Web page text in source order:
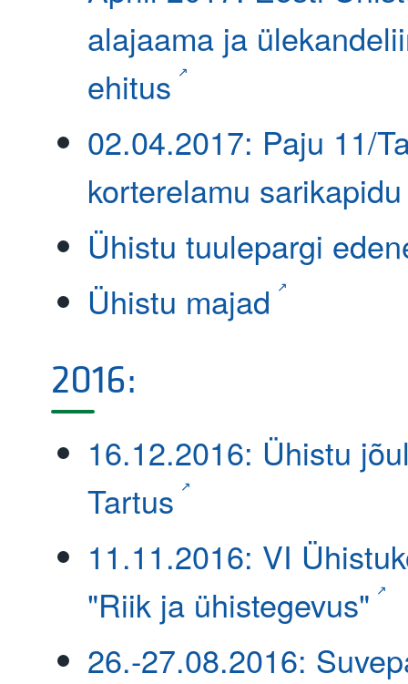
alajaama ja
ehitus
02.04.2017: Paju 11/
korterelamu sarikapidu
Ühistu tuulepargi
Ühistu majad
2016:
16.12.2016: Ühistu
Tartus
11.11.2016: VI
"Riik ja ühistegevus"
26.-27.08.2016: